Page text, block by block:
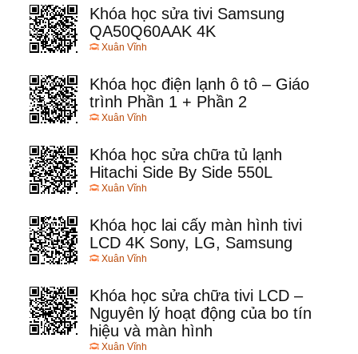
Khóa học sửa tivi Samsung
QA50Q60AAK 4K
Xuân Vĩnh
Khóa học điện lạnh ô tô – Giáo
trình Phần 1 + Phần 2
Xuân Vĩnh
Khóa học sửa chữa tủ lạnh
Hitachi Side By Side 550L
Xuân Vĩnh
Khóa học lai cấy màn hình tivi
LCD 4K Sony, LG, Samsung
Xuân Vĩnh
Khóa học sửa chữa tivi LCD –
Nguyên lý hoạt động của bo tín
hiệu và màn hình
Xuân Vĩnh